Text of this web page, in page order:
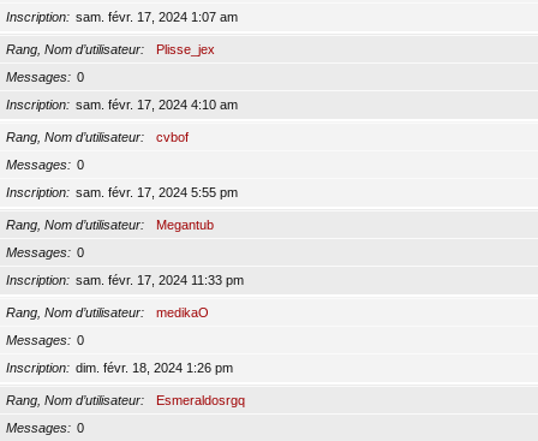
Inscription
sam. févr. 17, 2024 1:07 am
Rang, Nom d’utilisateur
Plisse_jex
Messages
0
Inscription
sam. févr. 17, 2024 4:10 am
Rang, Nom d’utilisateur
cvbof
Messages
0
Inscription
sam. févr. 17, 2024 5:55 pm
Rang, Nom d’utilisateur
Megantub
Messages
0
Inscription
sam. févr. 17, 2024 11:33 pm
Rang, Nom d’utilisateur
medikaO
Messages
0
Inscription
dim. févr. 18, 2024 1:26 pm
Rang, Nom d’utilisateur
Esmeraldosrgq
Messages
0